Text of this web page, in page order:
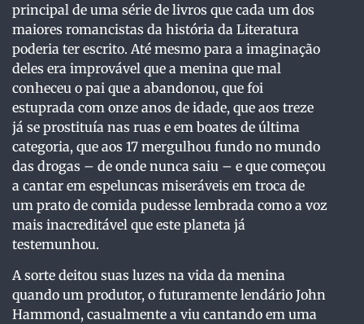
principal de uma série de livros que cada um dos
maiores romancistas da história da Literatura
poderia ter escrito. Até mesmo para a imaginação
deles era improvável que a menina que mal
conheceu o pai que a abandonou, que foi
estuprada com onze anos de idade, que aos treze
já se prostituía nas ruas e em boates de última
categoria, que aos 17 mergulhou fundo no mundo
das drogas – de onde nunca saiu – e que começou
a cantar em espeluncas miseráveis em troca de
um prato de comida pudesse lembrada como a voz
mais inacreditável que este planeta já
testemunhou.
A sorte deitou suas luzes na vida da menina
quando um produtor, o futuramente lendário John
Hammond, casualmente a viu cantando em uma